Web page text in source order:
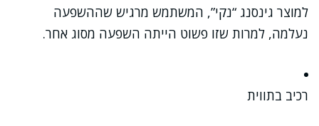
למוצר גינסנג “נקי”, המשתמש מרגיש שההשפעה
נעלמה, למרות שזו פשוט הייתה השפעה מסוג אחר.
רכיב בתווית